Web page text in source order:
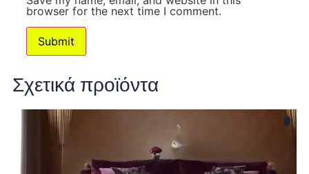
browser for the next time I comment.
Σχετικά προϊόντα